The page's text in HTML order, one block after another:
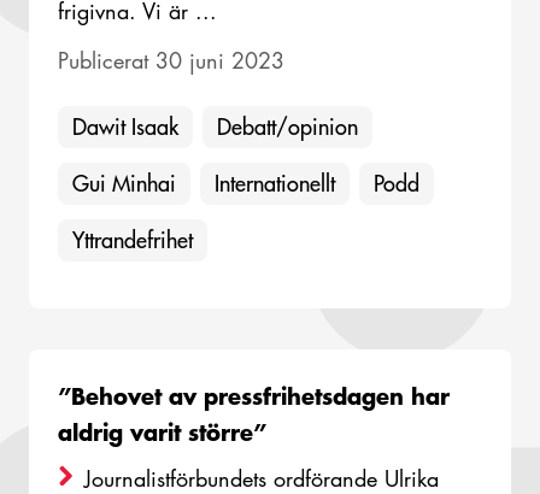
frigivna. Vi är ...
Publicerat 30 juni 2023
Dawit Isaak Debatt/opinion
Gui Minhai Internationellt Podd
Yttrandefrihet
”Behovet av pressfrihetsdagen har
aldrig varit större”
Journalistförbundets ordförande Ulrika